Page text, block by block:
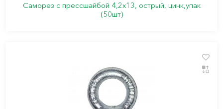
Саморез с прессшайбой 4,2х13, острый, цинк,упак
(50шт)